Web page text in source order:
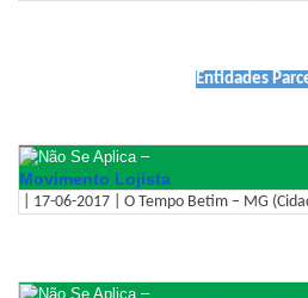
Entidades
–
Movimento Lojista
| 17-06-2017 | O Tempo Betim – MG
–